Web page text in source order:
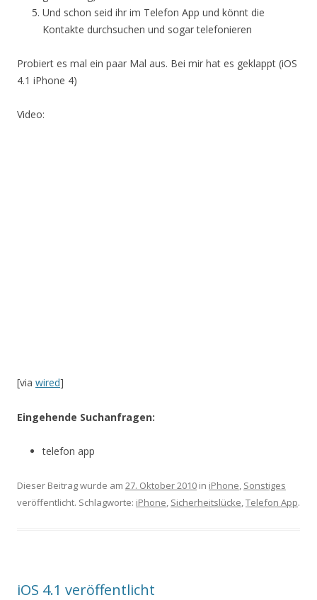
Und schon seid ihr im Telefon App und könnt die
Kontakte durchsuchen und sogar telefonieren
Probiert es mal ein paar Mal aus. Bei mir hat es geklappt (iOS
4.1 iPhone 4)
Video:
[via wired]
Eingehende Suchanfragen:
telefon app
Dieser Beitrag wurde am 27. Oktober 2010 in iPhone, Sonstiges
veröffentlicht. Schlagworte: iPhone, Sicherheitslücke,Telefon App.
iOS 4.1 veröffentlicht